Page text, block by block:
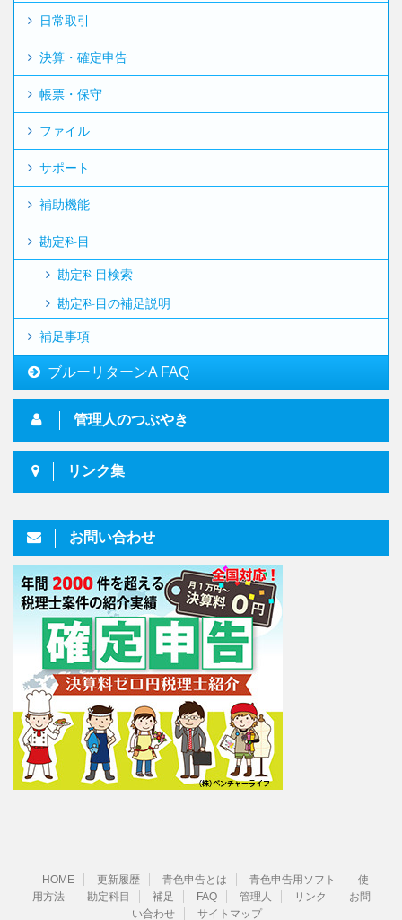
日常取引
決算・確定申告
帳票・保守
ファイル
サポート
補助機能
勘定科目
勘定科目検索
勘定科目の補足説明
補足事項
ブルーリターンA FAQ
管理人のつぶやき
リンク集
お問い合わせ
HOME 更新履歴 青色申告とは 青色申告用ソフト
使
用方法
勘定科目 補足 FAQ 管理人 リンク
お問
い合わせ
サイトマップ